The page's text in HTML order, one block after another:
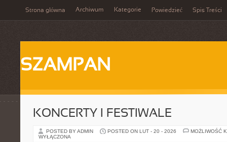
Strona główna Archiwum Kategorie Powiedzieć Spis Treści
SZAMPAN
KONCERTY I FESTIWALE
POSTED BY ADMIN POSTED ON LUT - 20 - 2026
MOŻLIWOŚĆ
WYŁĄCZONA